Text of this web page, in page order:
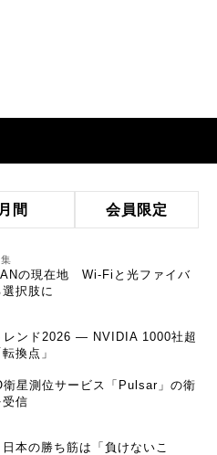
月間 会員限定
の現在地 Wi-Fiと光ファイバ
択肢に
レンド2026 ― NVIDIA 1000社超
換点」
星測位サービス「Pulsar」の衛
信
本の勝ち筋は「負けないこ